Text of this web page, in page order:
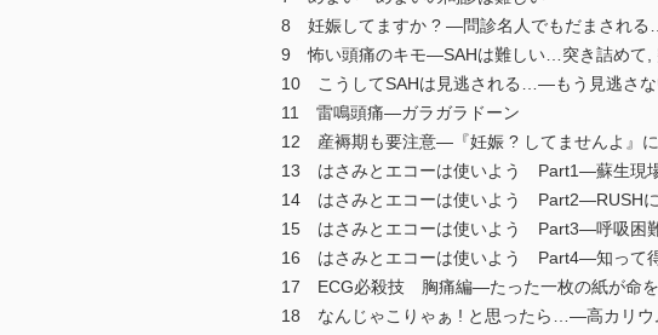
8 妊娠してますか ? ―問診名人でもだまされ
9 怖い頭痛のキモ―SAHは難しい…突き詰めて,
10 こうしてSAHは見逃される…―もう見逃さな
11 雷鳴頭痛―ガラガラドーン
12 産褥期も要注意―『妊娠 ? してませんよ』
13 はさみとエコーは使いよう Part1―蘇生現
14 はさみとエコーは使いよう Part2―RUSHに
15 はさみとエコーは使いよう Part3―呼吸困
16 はさみとエコーは使いよう Part4―知って
17 ECG必殺技 胸痛編―たった一枚の紙が命を
18 なんじゃこりゃぁ ! と思ったら…―高カリウ